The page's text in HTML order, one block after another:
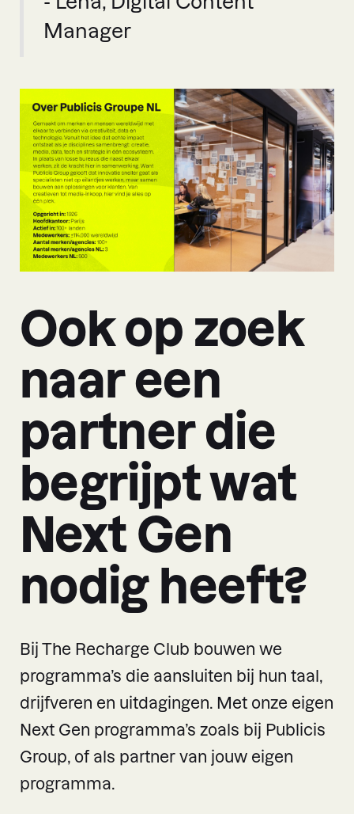
Manager
Ook op zoek
naar een
partner die
begrijpt wat
Next Gen
nodig heeft?
Bij The Recharge Club bouwen we
programma’s die aansluiten bij hun taal,
drijfveren en uitdagingen. Met onze eigen
Next Gen programma’s zoals bij Publicis
Group, of als partner van jouw eigen
programma.